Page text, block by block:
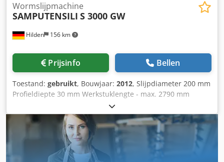
Hilden 156 km
Wormslijpmachine
SAMPUTENSILI S 3000 GW
Prijsinfo Bellen
Toestand: gebruikt, Bouwjaar: 2012, Slijpdia­meter 200 mm
Profiel­diepte 30 mm Werkstuklengte - max. 2790 mm
Slijplengte 2310 mm Maximale spiraalstijging -/+ 50°
Dwjdpfeza Hqzsx Ah Dja Aantal max. gangen 1-999 Max.
werkstukgewicht 250 kg Z-as verplaatsing 3000 mm X-as
verplaatsing 185 mm Slijpschijfdia­meter max. 450-330 mm
Slijpschijfdikte (met verzinking) 20-70 mm Rolldiameter 120
mm Toerental slijpschijfspil 1500 - 6000 rpm Toerental